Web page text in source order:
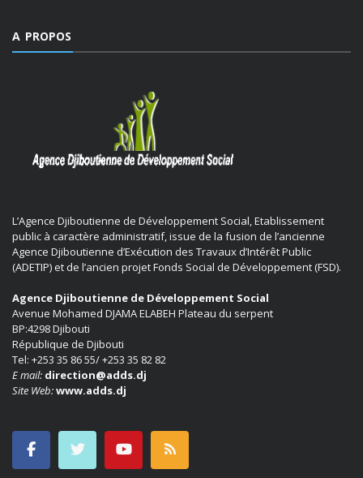
A PROPOS
L’Agence Djiboutienne de Développement Social, Etablissement
public à caractère administratif, issue de la fusion de l’ancienne
Agence Djiboutienne d’Exécution des Travaux d’Intérêt Public
(ADETIP) et de l’ancien projet Fonds Social de Développement (FSD).
Agence Djiboutienne de Développement Social
Avenue Mohamed DJAMA ELABEH Plateau du serpent
BP:4298 Djibouti
République de Djibouti
Tel: +253 35 86 55/ +253 35 82 82
E mail: direction@adds.dj
Site Web:www.adds.dj